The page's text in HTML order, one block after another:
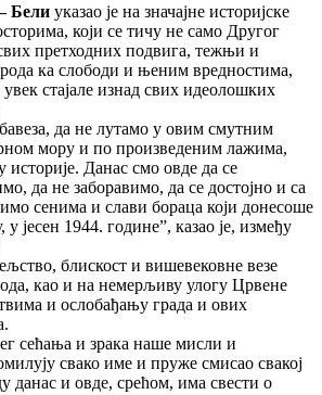
Бели указао је на значајне историјске
који се тичу не само Другог
претходних подвига, тежњи и
ка слободи и њеним вредностима,
стајале изнад свих идеолошких
да не лутамо у овим смутним
мору и по произведеним лажима,
историје. Данас смо овде да се
да не заборавимо, да се достојно и са
сенима и слави бораца који донесоше
јесен 1944. године”, казао је, између
блискост и вишевековне везе
као и на немерљиву улогу Црвене
и ослобађању града и ових
сећања и зрака наше мисли и
свако име и пруже смисао свакој
данас и овде, срећом, има свести о